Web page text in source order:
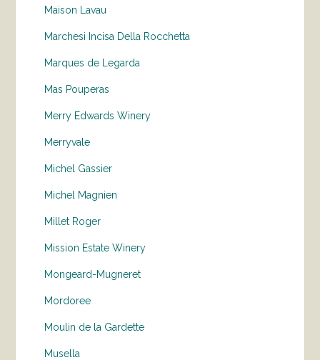
Maison Lavau
Marchesi Incisa Della Rocchetta
Marques de Legarda
Mas Pouperas
Merry Edwards Winery
Merryvale
Michel Gassier
Michel Magnien
Millet Roger
Mission Estate Winery
Mongeard-Mugneret
Mordoree
Moulin de la Gardette
Musella